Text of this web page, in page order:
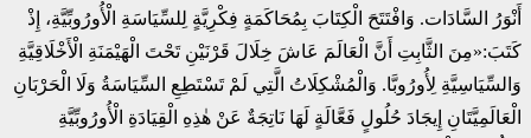
أَنْوَرُ السَّادَات. وَافْتَتَحَ الْكِتَابَ بِمُحَاكَمَةٍ فِكْرِيَّةٍ لِلسِّيَاسَةِ الْأُورُوبِّيَّةِ، إِذْ
كَتَبَ:«مِنَ الثَّابِتِ أَنَّ الْعَالَمَ عَاشَ خِلَالَ قَرْنَيْنِ تَحْتَ الْهَيْمَنَةِ الْأَخْلَاقِيَّةِ
وَالسِّيَاسِيَّةِ لِأُورُوبَّا. وَالْمُشْكِلَاتُ الَّتِي لَمْ تَسْتَطِعِ السِّيَاسَةُ وَلَا الْحَرْبَانِ
الْعَالَمِيَّتَانِ إِيجَادَ حُلُولٍ فَعَّالَةٍ لَهَا نَاتِجَةٌ عَنْ هٰذِهِ الْقِيَادَةِ الْأُورُوبِّيَّةِ